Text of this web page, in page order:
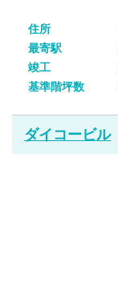
住所
最寄駅
竣工
基準階坪数
ダイコービル